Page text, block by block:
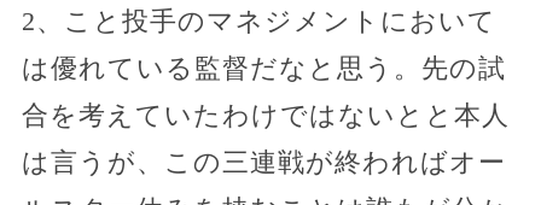
2、こと投手のマネジメントにおいて
は優れている監督だなと思う。先の試
合を考えていたわけではないとと本人
は言うが、この三連戦が終わればオー